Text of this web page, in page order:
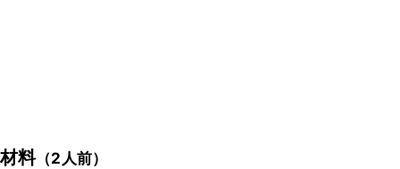
材料（2人前）